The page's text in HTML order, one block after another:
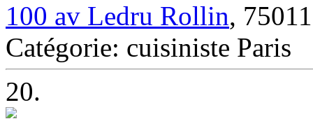
100 av Ledru Rollin,
Catégorie: cuisiniste Paris
20.